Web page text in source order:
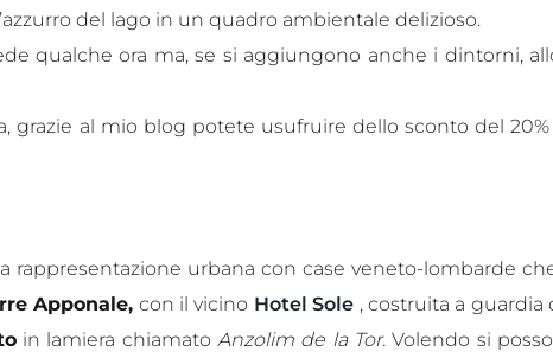
del lago in un quadro ambientale delizioso.
qualche ora ma, se si aggiungono anche i dintorni,
grazie al mio blog potete usufruire dello sconto del 20%
rappresentazione urbana con case veneto-lombarde
Apponale, con il vicino Hotel Sole , costruita a guardia
in lamiera chiamatoAnzolim de la Tor.Volendo si